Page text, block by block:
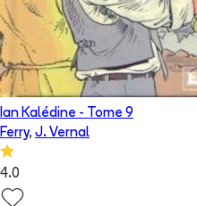
Ian Kalédine - Tome 9
Ferry, J. Vernal
4.0